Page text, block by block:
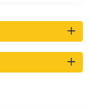
ausgestattet